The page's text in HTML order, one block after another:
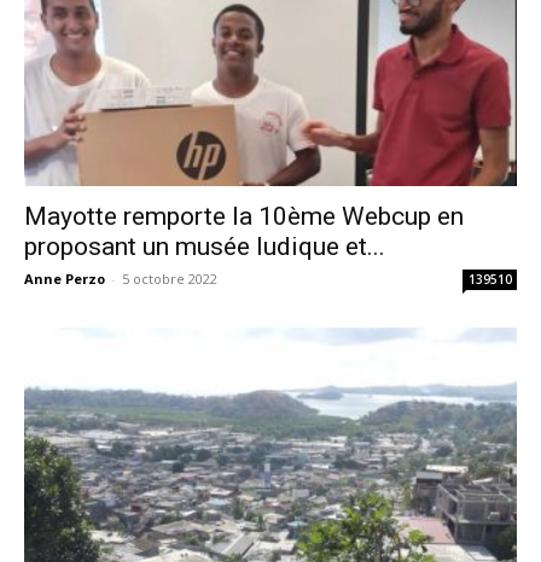
Mayotte remporte la 10ème Webcup en
proposant un musée ludique et...
Anne Perzo - 5 octobre 2022 139510